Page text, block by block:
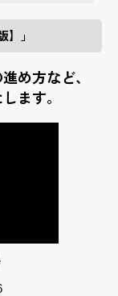
】」
め方など、
ます。